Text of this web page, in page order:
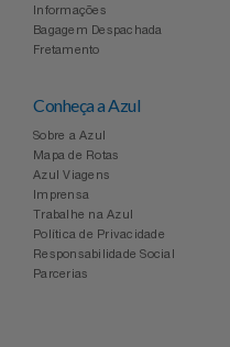
Informações
Bagagem Despachada
Fretamento
Conheça a Azul
Sobre a Azul
Mapa de Rotas
Azul Viagens
Imprensa
Trabalhe na Azul
Política de Privacidade
Responsabilidade Social
Parcerias